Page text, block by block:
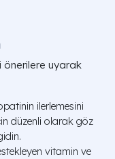
önerilere uyarak
ilerlemesini
düzenli olarak göz
vitamin ve